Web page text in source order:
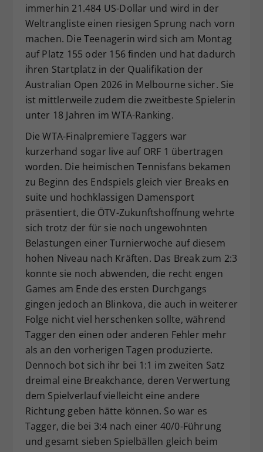
immerhin 21.484 US-Dollar und wird in der
Weltrangliste einen riesigen Sprung nach vorn
machen. Die Teenagerin wird sich am Montag
auf Platz 155 oder 156 finden und hat dadurch
ihren Startplatz in der Qualifikation der
Australian Open 2026 in Melbourne sicher. Sie
ist mittlerweile zudem die zweitbeste Spielerin
unter 18 Jahren im WTA-Ranking.
Die WTA-Finalpremiere Taggers war
kurzerhand sogar live auf ORF 1 übertragen
worden. Die heimischen Tennisfans bekamen
zu Beginn des Endspiels gleich vier Breaks en
suite und hochklassigen Damensport
präsentiert, die ÖTV-Zukunftshoffnung wehrte
sich trotz der für sie noch ungewohnten
Belastungen einer Turnierwoche auf diesem
hohen Niveau nach Kräften. Das Break zum 2:3
konnte sie noch abwenden, die recht engen
Games am Ende des ersten Durchgangs
gingen jedoch an Blinkova, die auch in weiterer
Folge nicht viel herschenken sollte, während
Tagger den einen oder anderen Fehler mehr
als an den vorherigen Tagen produzierte.
Dennoch bot sich ihr bei 1:1 im zweiten Satz
dreimal eine Breakchance, deren Verwertung
dem Spielverlauf vielleicht eine andere
Richtung geben hätte können. So war es
Tagger, die bei 3:4 nach einer 40/0-Führung
und gesamt sieben Spielbällen gleich beim